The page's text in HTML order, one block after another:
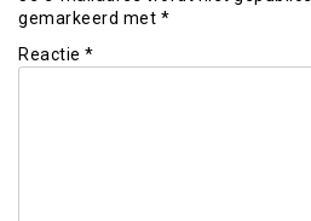
gemarkeerd met *
Reactie *